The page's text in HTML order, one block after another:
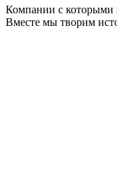
Компании с которыми
Вместе мы творим